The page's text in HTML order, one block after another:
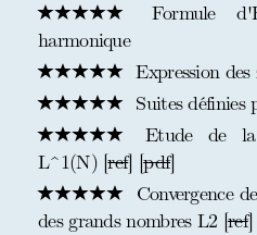
Formule
harmonique
Expression
Suites définies
Etude de la
L^1(N) [ref] [pdf]
Convergence
des grands nombres L2 [ref]